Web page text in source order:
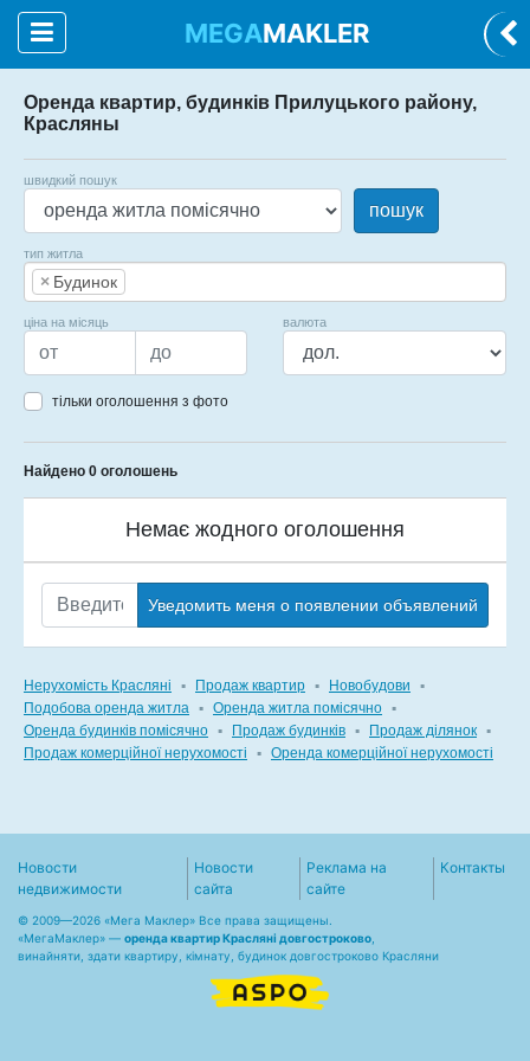
MEGAMAKLER
Оренда квартир, будинків Прилуцького району,
Красляны
швидкий пошук
пошук
тип житла
× Будинок
ціна на місяць валюта
тільки оголошення з фото
Найдено 0 оголошень
Немає жодного оголошення
Уведомить меня о появлении объявлений
Нерухомість Красляні ▪ Продаж квартир ▪ Новобудови
▪
Подобова оренда житла ▪ Оренда житла помісячно ▪
Оренда будинків помісячно ▪ Продаж будинків ▪ Продаж ділянок ▪
Продаж комерційної нерухомості
▪ Оренда комерційної нерухомості
Новости
недвижимости
Новости
сайта
Реклама на
сайте
Контакты
© 2009—2026 «Мега Маклер» Все права защищены.
«МегаМаклер» — оренда квартир Красляні довгостроково
винайняти, здати квартиру, кімнату, будинок довгостроково Красляни